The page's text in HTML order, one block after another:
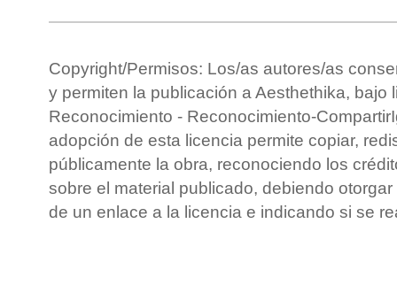
Copyright/Permisos: Los/as autores/as
y permiten la publicación a Aesthethika, bajo
Reconocimiento - Reconocimiento-
adopción de esta licencia permite copiar,
públicamente la obra, reconociendo los
sobre el material publicado, debiendo
de un enlace a la licencia e indicando si se